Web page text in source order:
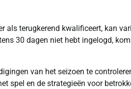
als terugkerend kwalificeert, kan
30 dagen niet hebt ingelogd,
van het seizoen te
spel en de strategieën voor